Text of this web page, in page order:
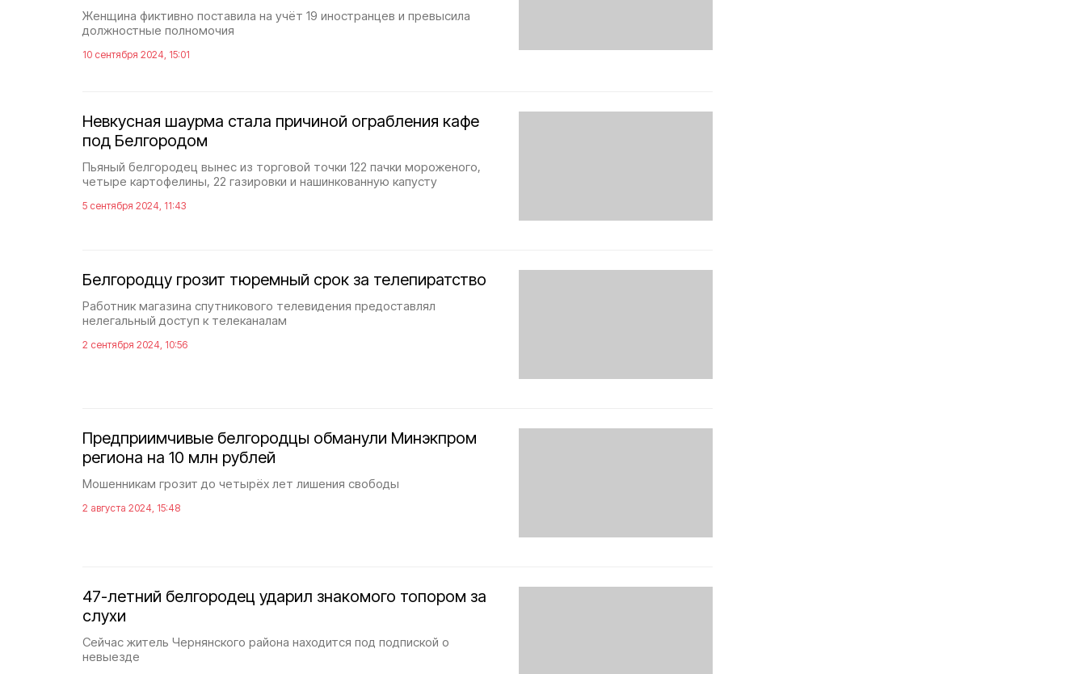
Женщина фиктивно поставила на учёт 19 иностранцев и превысила
должностные полномочия
10 сентября 2024, 15:01
Невкусная шаурма стала причиной ограбления кафе
под Белгородом
Пьяный белгородец вынес из торговой точки 122 пачки мороженого,
четыре картофелины, 22 газировки и нашинкованную капусту
5 сентября 2024, 11:43
Белгородцу грозит тюремный срок за телепиратство
Работник магазина спутникового телевидения предоставлял
нелегальный доступ к телеканалам
2 сентября 2024, 10:56
Предприимчивые белгородцы обманули Минэкпром
региона на 10 млн рублей
Мошенникам грозит до четырёх лет лишения свободы
2 августа 2024, 15:48
47-летний белгородец ударил знакомого топором за
слухи
Сейчас житель Чернянского района находится под подпиской о
невыезде